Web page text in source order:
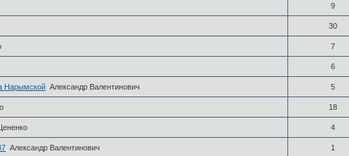
9
30
7
6
Нарымской Александр Валентинович 5
18
4
Александр Валентинович 1